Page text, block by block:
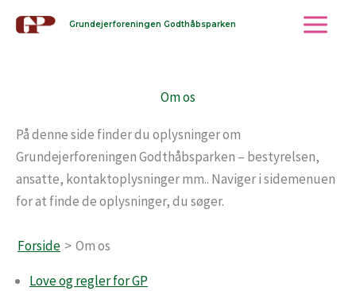
Grundejerforeningen Godthåbsparken
Om os
På denne side finder du oplysninger om
Grundejerforeningen Godthåbsparken – bestyrelsen,
ansatte, kontaktoplysninger mm.. Naviger i sidemenuen
for at finde de oplysninger, du søger.
Forside
Om os
Love og regler for GP